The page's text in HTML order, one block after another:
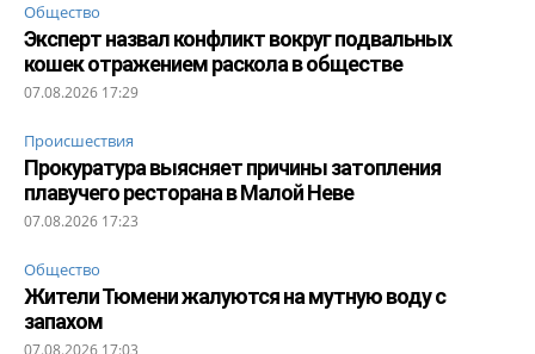
Общество
Эксперт назвал конфликт вокруг подвальных
кошек отражением раскола в обществе
07.08.2026 17:29
Происшествия
Прокуратура выясняет причины затопления
плавучего ресторана в Малой Неве
07.08.2026 17:23
Общество
Жители Тюмени жалуются на мутную воду с
запахом
07.08.2026 17:03